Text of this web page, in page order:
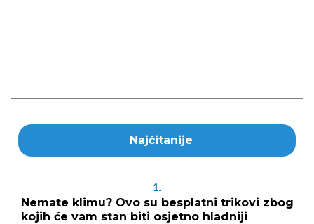
Najčitanije
1.
Nemate klimu? Ovo su besplatni trikovi zbog
kojih će vam stan biti osjetno hladniji